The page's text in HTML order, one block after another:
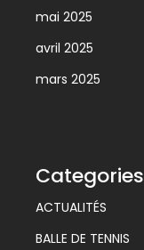
mai 2025
avril 2025
mars 2025
Categories
ACTUALITÉS
BALLE DE TENNIS